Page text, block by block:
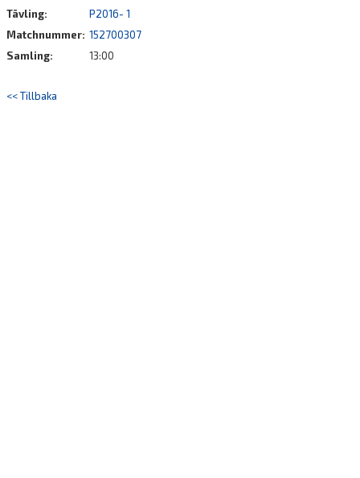
BILDGALLERI
Tävling:
P2016- 1
Matchnummer: 152700307
Samling:
13:00
<< Tillbaka